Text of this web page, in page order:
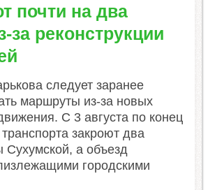
почти на два
за реконструкции
следует заранее
маршруты из-за новых
С 3 августа по конец
закроют два
Сухумской, а объезд
городскими